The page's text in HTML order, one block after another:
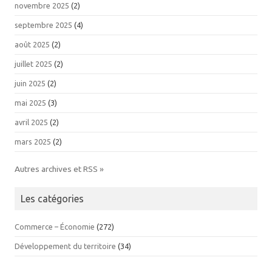
novembre 2025 (2)
septembre 2025 (4)
août 2025 (2)
juillet 2025 (2)
juin 2025 (2)
mai 2025 (3)
avril 2025 (2)
mars 2025 (2)
Autres archives et RSS »
Les catégories
Commerce – Économie (272)
Développement du territoire (34)